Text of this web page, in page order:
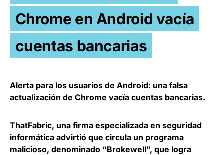
Chrome en Android vacía
cuentas bancarias
Alerta para los usuarios de Android: una falsa
actualización de Chrome vacía cuentas bancarias.
ThatFabric, una firma especializada en seguridad
informática advirtió que circula un programa
malicioso, denominado “Brokewell”, que logra